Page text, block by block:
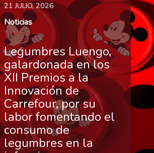
21 JULIO, 2026
Noticias
Legumbres Luengo,
galardonada en los
XII Premios a la
Innovación de
Carrefour, por su
labor fomentando el
consumo de
legumbres en la